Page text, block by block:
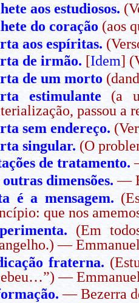
aos estudiosos.
do coração (aos
aos espíritas.
de irmão. [Idem]
de um morto
estimulante (a
passou a
sem endereço.
singular. (O
de tratamento.
outras dimensões. —
é a mensagem.
que nos
(Em
—
fraterna.
—
— Bezerra